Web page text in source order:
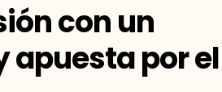
con un
apuesta por el